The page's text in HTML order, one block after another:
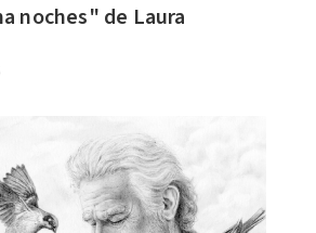
noches" de Laura